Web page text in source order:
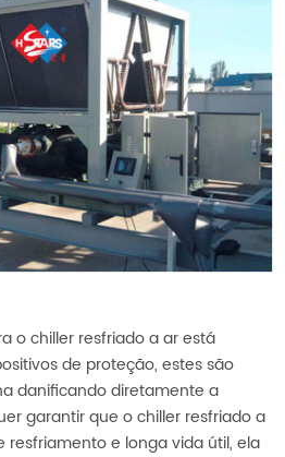
o chiller resfriado a ar está
de proteção, estes são
danificando diretamente a
garantir que o chiller resfriado a
e longa vida útil, ela